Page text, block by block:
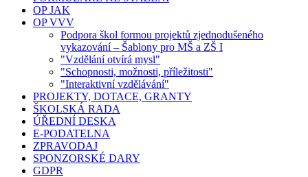
OP JAK
OP VVV
Podpora škol formou projektů zjednodušeného
vykazování – Šablony pro MŠ a ZŠ I
"Vzdělání otvírá mysl"
"Schopnosti, možnosti, příležitosti"
"Interaktivní vzdělávání"
PROJEKTY, DOTACE, GRANTY
ŠKOLSKÁ RADA
ÚŘEDNÍ DESKA
E-PODATELNA
ZPRAVODAJ
SPONZORSKÉ DARY
GDPR